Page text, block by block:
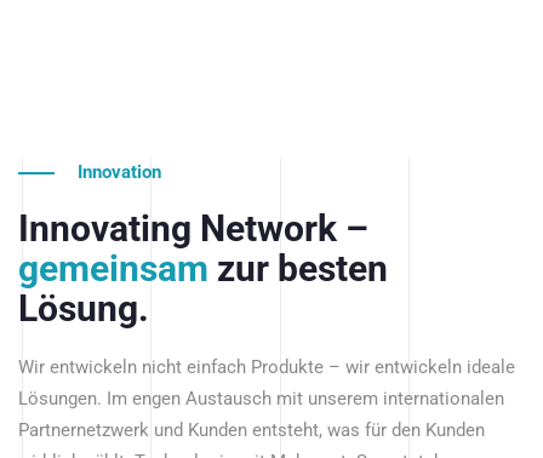
Innovation
Innovating Network –
gemeinsam zur besten
Lösung.
Wir entwickeln nicht einfach Produkte – wir entwickeln ideale
Lösungen. Im engen Austausch mit unserem internationalen
Partnernetzwerk und Kunden entsteht, was für den Kunden